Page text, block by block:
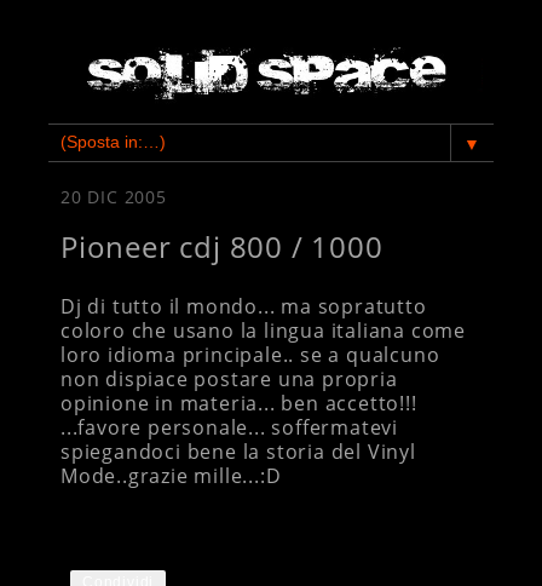
▼
20 DIC 2005
Pioneer cdj 800 / 1000
Dj di tutto il mondo... ma sopratutto
coloro che usano la lingua italiana come
loro idioma principale.. se a qualcuno
non dispiace postare una propria
opinione in materia... ben accetto!!!
...favore personale... soffermatevi
spiegandoci bene la storia del Vinyl
Mode..grazie mille...:D